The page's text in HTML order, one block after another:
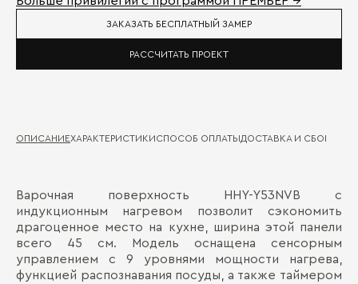
ЗАКАЗАТЬ БЕСПЛАТНЫЙ ЗАМЕР
РАССЧИТАТЬ ПРОЕКТ
ОПИСАНИЕХАРАКТЕРИСТИКИСПОСОБ ОПЛАТЫДОСТАВКА И СБОРКА
Варочная поверхность HHY-Y53NVB с
индукционным нагревом позволит сэкономить
драгоценное место на кухне, ширина этой панели
всего 45 см. Модель оснащена сенсорным
управлением с 9 уровнями мощности нагрева,
функцией распознавания посуды, а также таймером